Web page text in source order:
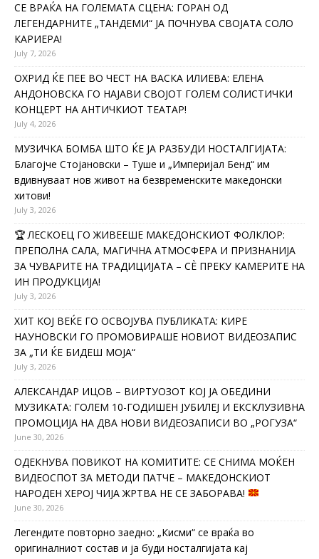
СЕ ВРАЌА НА ГОЛЕМАТА СЦЕНА: ГОРАН ОД
ЛЕГЕНДАРНИТЕ „ТАНДЕМИ“ ЈА ПОЧНУВА СВОЈАТА СОЛО
КАРИЕРА!
July 7, 2026
ОХРИД ЌЕ ПЕЕ ВО ЧЕСТ НА ВАСКА ИЛИЕВА: ЕЛЕНА
АНДОНОВСКА ГО НАЈАВИ СВОЈОТ ГОЛЕМ СОЛИСТИЧКИ
КОНЦЕРТ НА АНТИЧКИОТ ТЕАТАР!
July 4, 2026
МУЗИЧКА БОМБА ШТО ЌЕ ЈА РАЗБУДИ НОСТАЛГИЈАТА:
Благојче Стојановски – Туше и „Империјал Бенд“ им
вдивнуваат нов живот на безвременските македонски
хитови!
July 3, 2026
🏆 ЛЕСКОЕЦ ГО ЖИВЕЕШЕ МАКЕДОНСКИОТ ФОЛКЛОР:
ПРЕПОЛНА САЛА, МАГИЧНА АТМОСФЕРА И ПРИЗНАНИЈА
ЗА ЧУВАРИТЕ НА ТРАДИЦИЈАТА – СÈ ПРЕКУ КАМЕРИТЕ НА
ИН ПРОДУКЦИЈА!
July 3, 2026
ХИТ КОЈ ВЕЌЕ ГО ОСВОЈУВА ПУБЛИКАТА: КИРЕ
НАУНОВСКИ ГО ПРОМОВИРАШЕ НОВИОТ ВИДЕОЗАПИС
ЗА „ТИ ЌЕ БИДЕШ МОЈА“
July 3, 2026
АЛЕКСАНДАР ИЦОВ – ВИРТУОЗОТ КОЈ ЈА ОБЕДИНИ
МУЗИКАТА: ГОЛЕМ 10-ГОДИШЕН ЈУБИЛЕЈ И ЕКСКЛУЗИВНА
ПРОМОЦИЈА НА ДВА НОВИ ВИДЕОЗАПИСИ ВО „РОГУЗА“
June 30, 2026
ОДЕКНУВА ПОВИКОТ НА КОМИТИТЕ: СЕ СНИМА МОЌЕН
ВИДЕОСПОТ ЗА МЕТОДИ ПАТЧЕ – МАКЕДОНСКИОТ
НАРОДЕН ХЕРОЈ ЧИЈА ЖРТВА НЕ СЕ ЗАБОРАВА!
June 30, 2026
Легендите повторно заедно: „Кисми“ се враќа во
оригиналниот состав и ја буди носталгијата кај